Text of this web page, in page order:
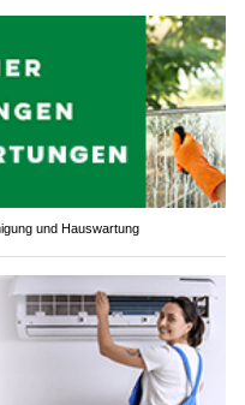
und Hauswartung